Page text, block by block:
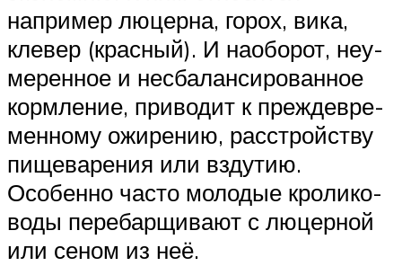
например люцерна, горох, вика,
клевер (красный). И наоборот, неу­
мерен­ное и не­сба­лан­сиро­ван­ное
кормление, приводит к пре­жде­вре­
мен­ному ожирению, расстройству
пище­варе­ния или вздутию.
Особенно часто молодые кро­лико­
воды пере­барщи­вают с люцерной
или сеном из неё.